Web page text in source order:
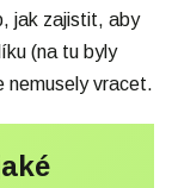
jak zajistit, aby
(na tu byly
nemusely vracet.